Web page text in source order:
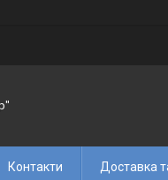
Контакти Доставка